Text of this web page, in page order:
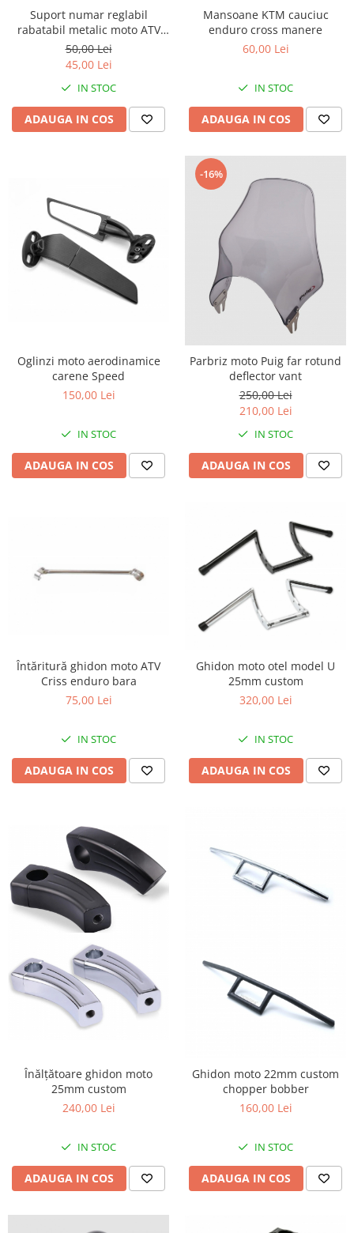
Suport numar reglabil
rabatabil metalic moto ATV
scuter universal
50,00 Lei
45,00 Lei
IN STOC
ADAUGA IN COS
Mansoane KTM cauciuc
enduro cross manere
60,00 Lei
IN STOC
ADAUGA IN COS
Oglinzi moto aerodinamice
carene Speed
150,00 Lei
IN STOC
ADAUGA IN COS
-16%
Parbriz moto Puig far rotund
deflector vant
250,00 Lei
210,00 Lei
IN STOC
ADAUGA IN COS
Întăritură ghidon moto ATV
Criss enduro bara
75,00 Lei
IN STOC
ADAUGA IN COS
Ghidon moto otel model U
25mm custom
320,00 Lei
IN STOC
ADAUGA IN COS
Înălțătoare ghidon moto
25mm custom
240,00 Lei
IN STOC
ADAUGA IN COS
Ghidon moto 22mm custom
chopper bobber
160,00 Lei
IN STOC
ADAUGA IN COS